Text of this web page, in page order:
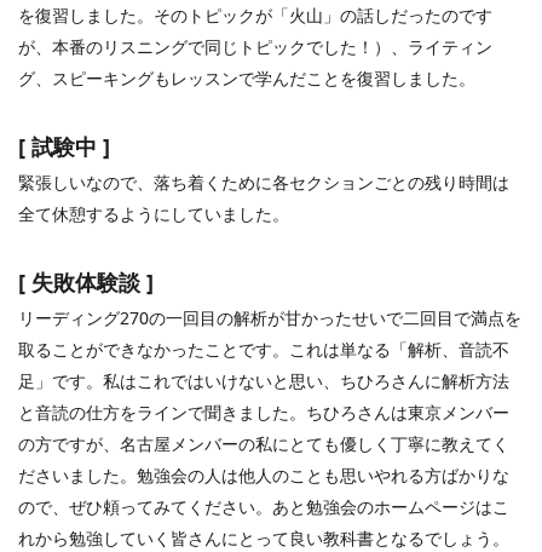
を復習しました。そのトピックが「火山」の話しだったのです
が、本番のリスニングで同じトピックでした！）、ライティン
グ、スピーキングもレッスンで学んだことを復習しました。
[ 試験中 ]
緊張しいなので、落ち着くために各セクションごとの残り時間は
全て休憩するようにしていました。
[ 失敗体験談 ]
リーディング270の一回目の解析が甘かったせいで二回目で満点を
取ることができなかったことです。これは単なる「解析、音読不
足」です。私はこれではいけないと思い、ちひろさんに解析方法
と音読の仕方をラインで聞きました。ちひろさんは東京メンバー
の方ですが、名古屋メンバーの私にとても優しく丁寧に教えてく
ださいました。勉強会の人は他人のことも思いやれる方ばかりな
ので、ぜひ頼ってみてください。あと勉強会のホームページはこ
れから勉強していく皆さんにとって良い教科書となるでしょう。